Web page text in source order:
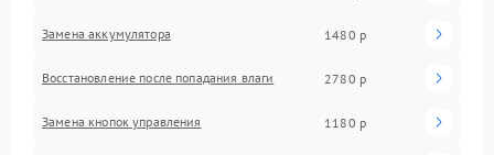
Замена аккумулятора 1480 р
Восстановление после попадания влаги 2780 р
Замена кнопок управления 1180 р